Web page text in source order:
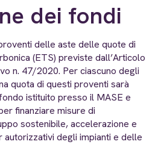
dei fondi
delle aste delle quote di
(ETS) previste dall’Articolo
n. 47/2020. Per ciascuno degli
quota di questi proventi sarà
istituito presso il MASE e
finanziare misure di
sostenibile, accelerazione e
degli impianti e delle